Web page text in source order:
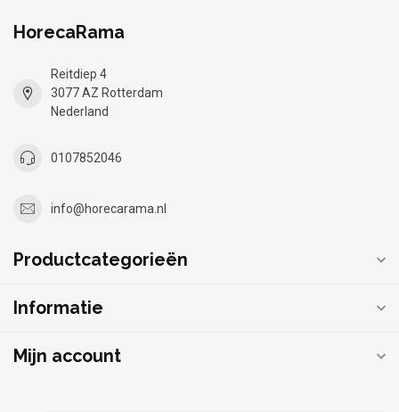
HorecaRama
Reitdiep 4
3077 AZ Rotterdam
Nederland
0107852046
info@horecarama.nl
Productcategorieën
Informatie
Mijn account